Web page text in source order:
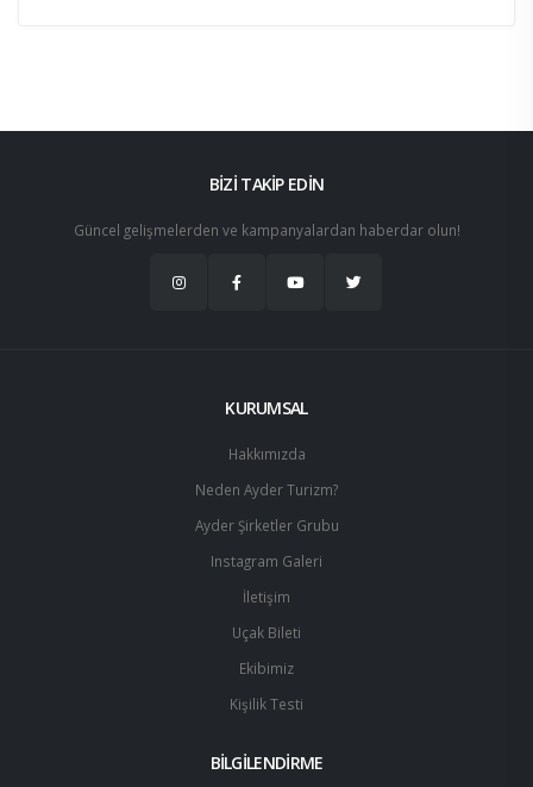
BİZİ TAKİP EDİN
Güncel gelişmelerden ve kampanyalardan haberdar olun!
KURUMSAL
Hakkımızda
Neden Ayder Turizm?
Ayder Şirketler Grubu
Instagram Galeri
İletişim
Uçak Bileti
Ekibimiz
Kişilik Testi
BİLGİLENDİRME